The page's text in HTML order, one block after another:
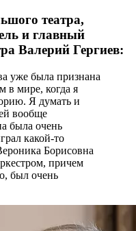
театра,
и главный
Валерий Гергиев:
уже была признана
мире, когда я
Я думать и
вообще
была очень
какой-то
Борисовна
причем
был очень